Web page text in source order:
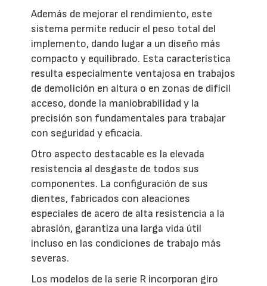
Además de mejorar el rendimiento, este
sistema permite reducir el peso total del
implemento, dando lugar a un diseño más
compacto y equilibrado. Esta característica
resulta especialmente ventajosa en trabajos
de demolición en altura o en zonas de difícil
acceso, donde la maniobrabilidad y la
precisión son fundamentales para trabajar
con seguridad y eficacia.
Otro aspecto destacable es la elevada
resistencia al desgaste de todos sus
componentes. La configuración de sus
dientes, fabricados con aleaciones
especiales de acero de alta resistencia a la
abrasión, garantiza una larga vida útil
incluso en las condiciones de trabajo más
severas.
Los modelos de la serie R incorporan giro